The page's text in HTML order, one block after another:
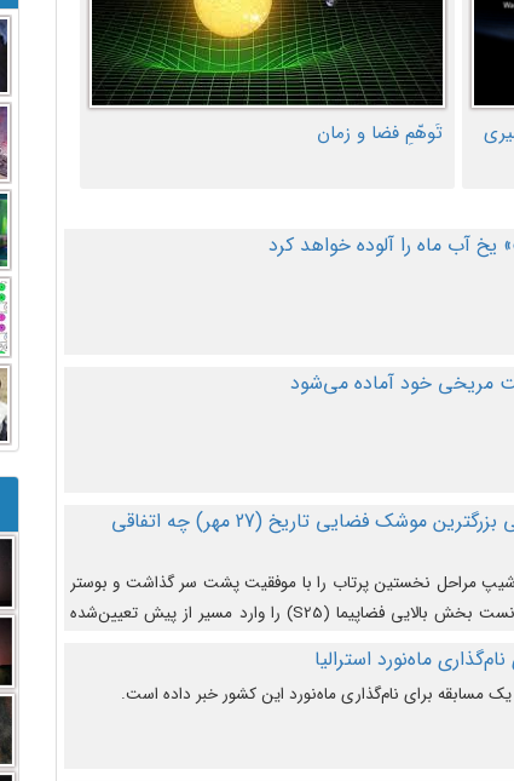
تَوهّمِ فضا و زمان
آب ماه را آلوده خواهد کرد
مریخی خود آماده می‌شود
در دومین پرتاب آزمایشی بزرگترین موشک فضایی تاریخ (27 مهر‌) چه اتفاقی
مراحل نخستین پرتاب را با موفقیت پشت سر گذاشت و بوستر
(بخش پایینی) آن (B9) توانست بخش بالایی فضاپیما (S25) را وارد مسیر از پیش تعیین‌شده
با موفقیت از آن جدا شود.
ماه‌نورد استرالیا
یک مسابقه برای نام‌گذاری ماه‌نورد این کشور خبر داده است.